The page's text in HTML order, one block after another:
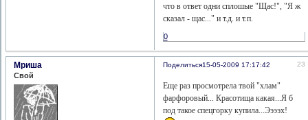
что в ответ одни сплошые "Щас!", "Я ж
сказал - щас..." и т.д. и т.п.
0
Поделиться 23
15-05-2009 17:17:42
Мриша
Свой
Еще раз просмотрела твой "хлам"
фарфоровый... Красотища какая...Я б
под такое спецгорку купила...Ээээх!